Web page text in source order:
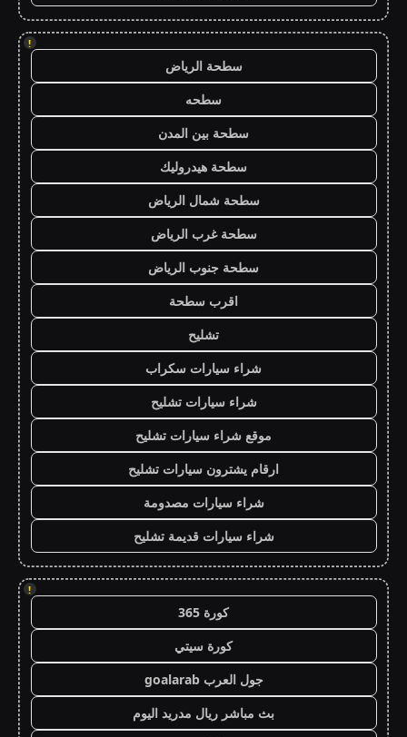
!
سطحة الرياض
سطحه
سطحة بين المدن
سطحة هيدروليك
سطحة شمال الرياض
سطحة غرب الرياض
سطحة جنوب الرياض
اقرب سطحة
تشليح
شراء سيارات سكراب
شراء سيارات تشليح
موقع شراء سيارات تشليح
ارقام يشترون سيارات تشليح
شراء سيارات مصدومة
شراء سيارات قديمة تشليح
!
كورة 365
كورة سيتي
جول العرب goalarab
بث مباشر ريال مدريد اليوم